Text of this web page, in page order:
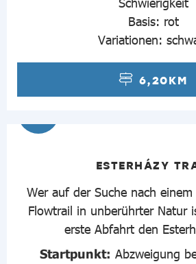
Basis: rot
Variationen:
6,20KM
ESTERHÁZY
Wer auf der Suche nach
Flowtrail in unberührter Natur
erste Abfahrt den
Startpunkt: Abzweigung